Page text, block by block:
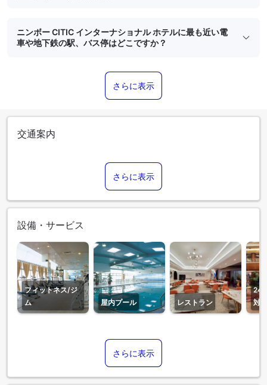
ニンボー CITIC インターナショナル ホテルに最も近い電
車や地下鉄の駅、バス停はどこですか？
さらに表示
交通案内
さらに表示
設備・サービス
フィットネス/ジ
ム
屋内プール レストラン
24
対応
さらに表示